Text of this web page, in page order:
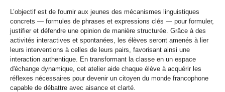
L’objectif est de fournir aux jeunes des mécanismes linguistiques
concrets — formules de phrases et expressions clés — pour formuler,
justifier et défendre une opinion de manière structurée. Grâce à des
activités interactives et spontanées, les élèves seront amenés à lier
leurs interventions à celles de leurs pairs, favorisant ainsi une
interaction authentique. En transformant la classe en un espace
d'échange dynamique, cet atelier aide chaque élève à acquérir les
réflexes nécessaires pour devenir un citoyen du monde francophone
capable de débattre avec aisance et clarté.